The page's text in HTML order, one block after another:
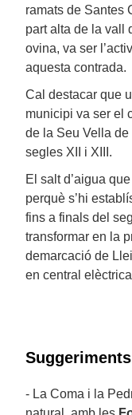
ramats de Santes
part alta de la vall
ovina, va ser
aquesta contrada.
Cal destacar que
municipi va ser el
de la Seu Vella
segles XII i XIII.
El salt d’aigua
perquè s’hi
fins a finals del
transformar en la
demarcació de
en central
Suggeriments
- La Coma i la